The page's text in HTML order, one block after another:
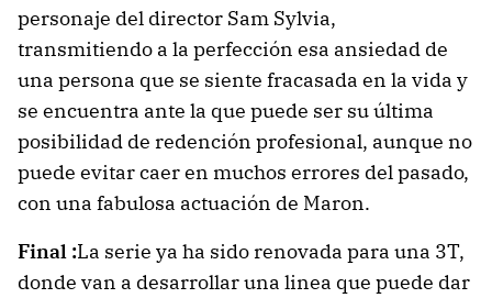
personaje del director Sam Sylvia,
transmitiendo a la perfección esa ansiedad de
una persona que se siente fracasada en la vida y
se encuentra ante la que puede ser su última
posibilidad de redención profesional, aunque no
puede evitar caer en muchos errores del pasado,
con una fabulosa actuación de Maron.
Final :La serie ya ha sido renovada para una 3T,
donde van a desarrollar una linea que puede dar